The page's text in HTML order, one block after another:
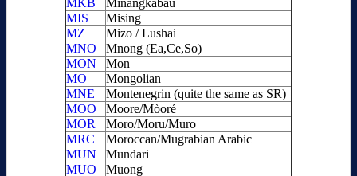
MKB
Minangkabau
MIS
Mising
MZ
Mizo / Lushai
MNO
Mnong (Ea,Ce,So)
MON
Mon
MO
Mongolian
MNE
Montenegrin (quite the same as SR)
MOO
Moore/Mòoré
MOR
Moro/Moru/Muro
MRC
Moroccan/Mugrabian Arabic
MUN
Mundari
MUO
Muong